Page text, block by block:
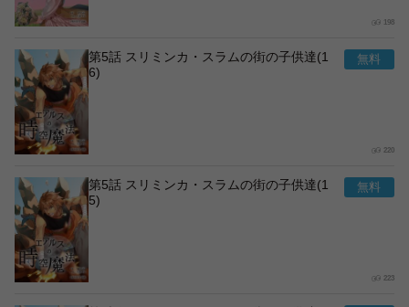
198
第5話 スリミンカ・スラムの街の子供達(1
6)
220
第5話 スリミンカ・スラムの街の子供達(1
5)
223